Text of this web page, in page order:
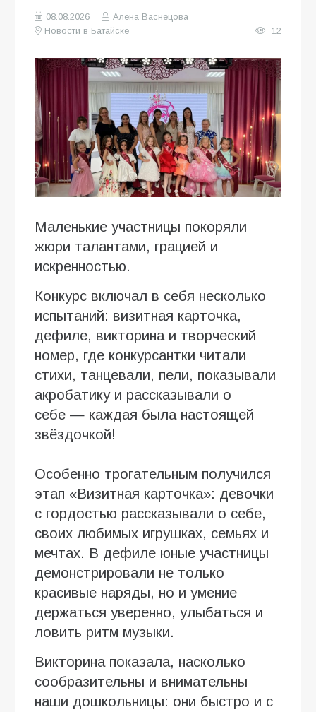
08.08.2026
Алена Васнецова
Новости в Батайске
12
Маленькие участницы покоряли
жюри талантами, грацией и
искренностью.
Конкурс включал в себя несколько
испытаний: визитная карточка,
дефиле, викторина и творческий
номер, где конкурсантки читали
стихи, танцевали, пели, показывали
акробатику и рассказывали о
себе — каждая была настоящей
звёздочкой!
Особенно трогательным получился
этап «Визитная карточка»: девочки
с гордостью рассказывали о себе,
своих любимых игрушках, семьях и
мечтах. В дефиле юные участницы
демонстрировали не только
красивые наряды, но и умение
держаться уверенно, улыбаться и
ловить ритм музыки.
Викторина показала, насколько
сообразительны и внимательны
наши дошкольницы: они быстро и с